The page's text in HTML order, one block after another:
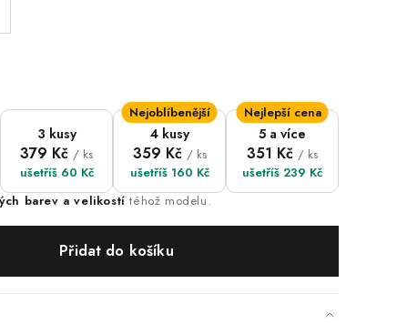
3 kusy
379 Kč / ks
ušetříš 60 Kč
Nejoblíbenější
4 kusy
359 Kč / ks
ušetříš 160 Kč
Nejlepší cena
5 a více
351 Kč / ks
ušetříš 239 Kč
barev a velikostí téhož modelu.
Přidat do košíku